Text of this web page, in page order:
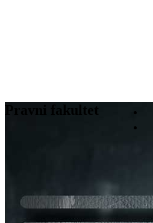
Pravni fakultet